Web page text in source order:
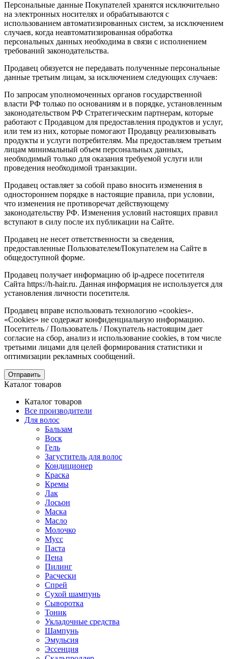
Персональные данные Покупателей хранятся исключительно
на электронных носителях и обрабатываются с
использованием автоматизированных систем, за исключением
случаев, когда неавтоматизированная обработка
персональных данных необходима в связи с исполнением
требований законодательства.
Продавец обязуется не передавать полученные персональные
данные третьим лицам, за исключением следующих случаев:
По запросам уполномоченных органов государственной
власти РФ только по основаниям и в порядке, установленным
законодательством РФ Стратегическим партнерам, которые
работают с Продавцом для предоставления продуктов и услуг,
или тем из них, которые помогают Продавцу реализовывать
продукты и услуги потребителям. Мы предоставляем третьим
лицам минимальный объем персональных данных,
необходимый только для оказания требуемой услуги или
проведения необходимой транзакции.
Продавец оставляет за собой право вносить изменения в
одностороннем порядке в настоящие правила, при условии,
что изменения не противоречат действующему
законодательству РФ. Изменения условий настоящих правил
вступают в силу после их публикации на Сайте.
Продавец не несет ответственности за сведения,
предоставленные Пользователем/Покупателем на Сайте в
общедоступной форме.
Продавец получает информацию об ip-адресе посетителя
Сайта https://h-hair.ru. Данная информация не используется для
установления личности посетителя.
Продавец вправе использовать технологию «cookies».
«Cookies» не содержат конфиденциальную информацию.
Посетитель / Пользователь / Покупатель настоящим дает
согласие на сбор, анализ и использование cookies, в том числе
третьими лицами для целей формирования статистики и
оптимизации рекламных сообщений.
Отправить
Каталог товаров
Каталог товаров
Все производители
Для волос
Бальзам
Воск
Гель
Загуститель для волос
Кондиционер
Краска
Кремы
Лак
Лосьон
Маска
Масло
Молочко
Мусс
Паста
Пена
Пилинг
Расчески
Спрей
Сухой шампунь
Сыворотка
Тоник
Укладочные средства
Шампунь
Эмульсия
Эссенция